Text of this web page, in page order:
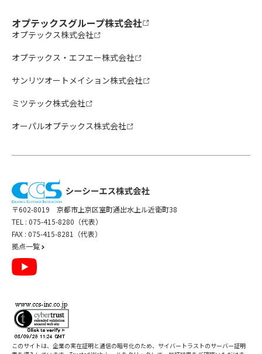
オプテックスグループ株式会社
オプテックス株式会社
オプテックス・エフエー株式会社
サンリツオートメイション株式会社
ミツテック株式会社
オーパルオプテックス株式会社
〒602-8019 京都市上京区室町通出水上ル近衛町38
TEL : 075-415-8280（代表）
FAX : 075-415-8281（代表）
拠点一覧
このサイトは、企業の実在証明と通信の暗号化のため、サイバートラストのサーバー証明